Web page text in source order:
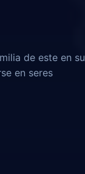
de este en su
en seres